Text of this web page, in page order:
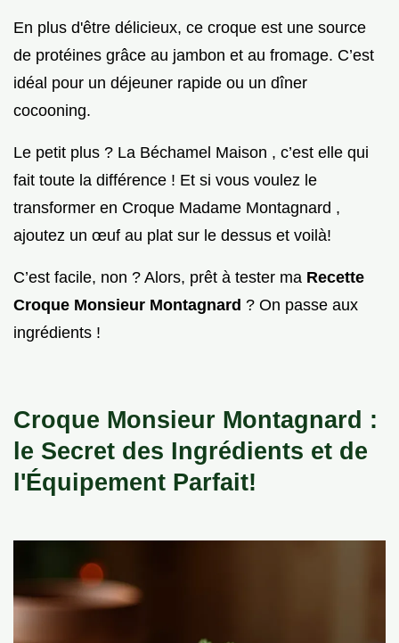
En plus d'être délicieux, ce croque est une source
de protéines grâce au jambon et au fromage. C’est
idéal pour un déjeuner rapide ou un dîner
cocooning.
Le petit plus ? La Béchamel Maison , c’est elle qui
fait toute la différence ! Et si vous voulez le
transformer en Croque Madame Montagnard ,
ajoutez un œuf au plat sur le dessus et voilà!
C’est facile, non ? Alors, prêt à tester ma Recette
Croque Monsieur Montagnard ? On passe aux
ingrédients !
Croque Monsieur Montagnard :
le Secret des Ingrédients et de
l'Équipement Parfait!